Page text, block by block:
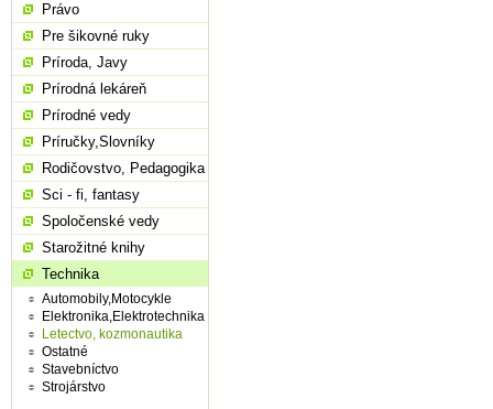
Právo
Pre šikovné ruky
Príroda, Javy
Prírodná lekáreň
Prírodné vedy
Príručky,Slovníky
Rodičovstvo, Pedagogika
Sci - fi, fantasy
Spoločenské vedy
Starožitné knihy
Technika
Automobily,Motocykle
Elektronika,Elektrotechnika
Letectvo, kozmonautika
Ostatné
Stavebníctvo
Strojárstvo